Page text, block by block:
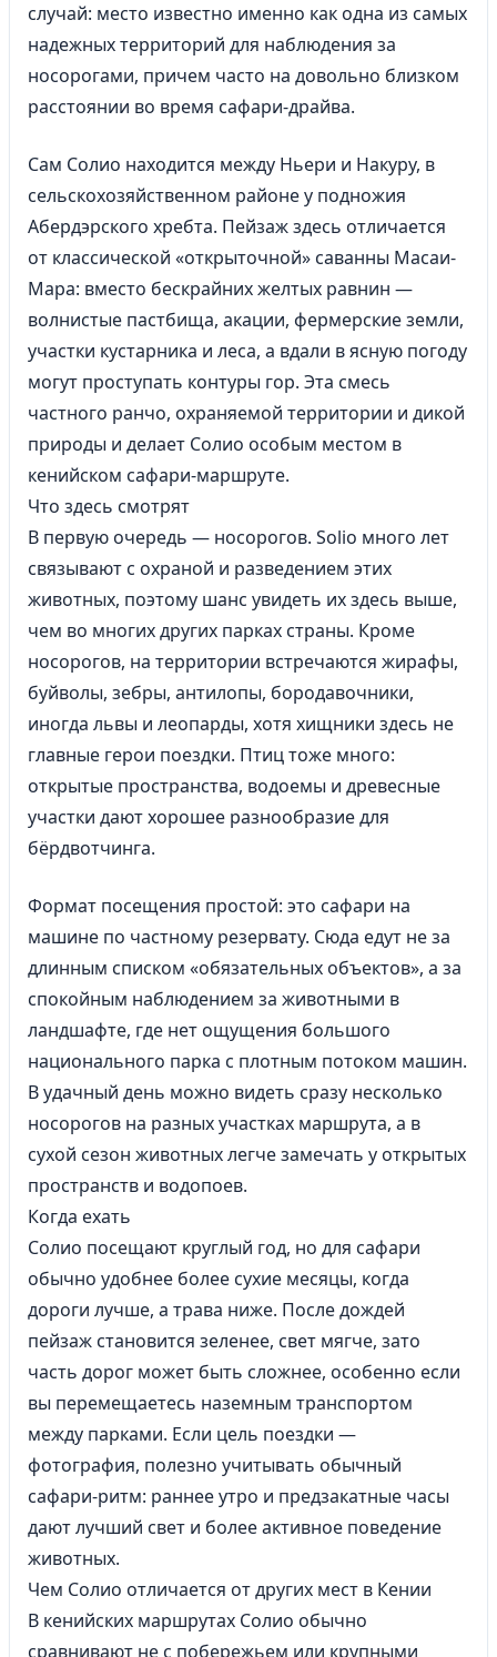
случай: место известно именно как одна из самых
надежных территорий для наблюдения за
носорогами, причем часто на довольно близком
расстоянии во время сафари-драйва.
Сам Солио находится между Ньери и Накуру, в
сельскохозяйственном районе у подножия
Абердэрского хребта. Пейзаж здесь отличается
от классической «открыточной» саванны Масаи-
Мара: вместо бескрайних желтых равнин —
волнистые пастбища, акации, фермерские земли,
участки кустарника и леса, а вдали в ясную погоду
могут проступать контуры гор. Эта смесь
частного ранчо, охраняемой территории и дикой
природы и делает Солио особым местом в
кенийском сафари-маршруте.
Что здесь смотрят
В первую очередь — носорогов. Solio много лет
связывают с охраной и разведением этих
животных, поэтому шанс увидеть их здесь выше,
чем во многих других парках страны. Кроме
носорогов, на территории встречаются жирафы,
буйволы, зебры, антилопы, бородавочники,
иногда львы и леопарды, хотя хищники здесь не
главные герои поездки. Птиц тоже много:
открытые пространства, водоемы и древесные
участки дают хорошее разнообразие для
бёрдвотчинга.
Формат посещения простой: это сафари на
машине по частному резервату. Сюда едут не за
длинным списком «обязательных объектов», а за
спокойным наблюдением за животными в
ландшафте, где нет ощущения большого
национального парка с плотным потоком машин.
В удачный день можно видеть сразу несколько
носорогов на разных участках маршрута, а в
сухой сезон животных легче замечать у открытых
пространств и водопоев.
Когда ехать
Солио посещают круглый год, но для сафари
обычно удобнее более сухие месяцы, когда
дороги лучше, а трава ниже. После дождей
пейзаж становится зеленее, свет мягче, зато
часть дорог может быть сложнее, особенно если
вы перемещаетесь наземным транспортом
между парками. Если цель поездки —
фотография, полезно учитывать обычный
сафари-ритм: раннее утро и предзакатные часы
дают лучший свет и более активное поведение
животных.
Чем Солио отличается от других мест в Кении
В кенийских маршрутах Солио обычно
сравнивают не с побережьем или крупными